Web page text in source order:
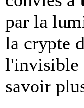
par la
la crypte
l'invisible
savoir